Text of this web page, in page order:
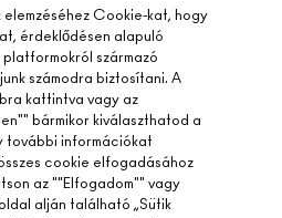
Cookie-kat, hogy
érdeklődésen alapuló
származó
számodra biztosítani. A
kattintva vagy az
bármikor kiválaszthatod a
további információkat
cookie elfogadásához
az ""Elfogadom"" vagy
alján található „Sütik